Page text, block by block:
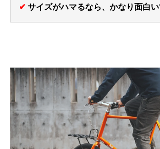
✔ サイズがハマるなら、かなり面白い